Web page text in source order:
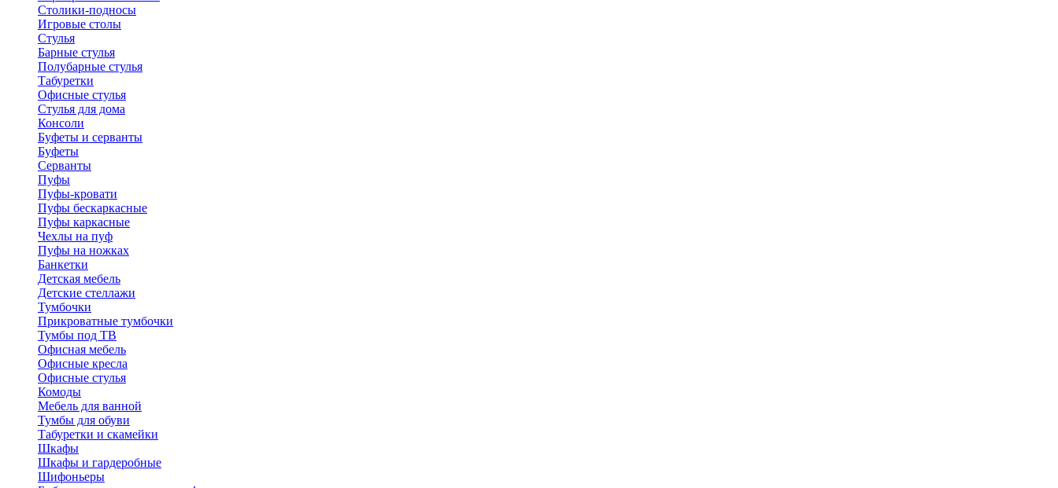
Столики-подносы
Игровые столы
Стулья
Барные стулья
Полубарные стулья
Табуретки
Офисные стулья
Стулья для дома
Консоли
Буфеты и серванты
Буфеты
Серванты
Пуфы
Пуфы-кровати
Пуфы бескаркасные
Пуфы каркасные
Чехлы на пуф
Пуфы на ножках
Банкетки
Детская мебель
Детские стеллажи
Тумбочки
Прикроватные тумбочки
Тумбы под ТВ
Офисная мебель
Офисные кресла
Офисные стулья
Комоды
Мебель для ванной
Тумбы для обуви
Табуретки и скамейки
Шкафы
Шкафы и гардеробные
Шифоньеры